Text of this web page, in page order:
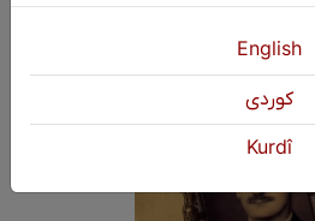
English
كوردی
Kurdî